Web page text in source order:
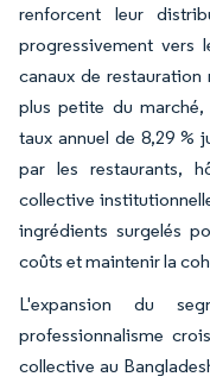
renforcent leur
progressivement vers
canaux de
plus petite du
taux annuel de 8,29 %
par les restaurants,
collective
ingrédients surgelés
coûts et maintenir la
L'expansion du
professionnalisme
collective au